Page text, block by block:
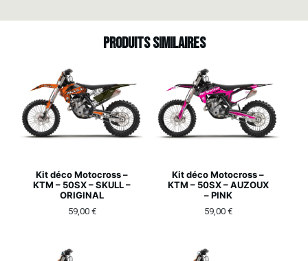
Produits similaires
Kit déco Motocross –
KTM – 50SX – SKULL –
ORIGINAL
59,00 €
Kit déco Motocross –
KTM – 50SX – AUZOUX
– PINK
59,00 €